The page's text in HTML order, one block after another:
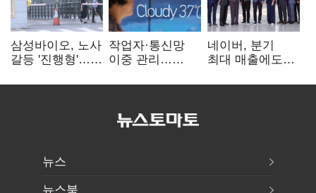
삼성바이오, 노사
갈등 '진행형'…
작업자·통신망
이중 관리…
비상대응 돌입
네이버, 분기
최대 매출에도
팩토리 속도
뉴스
뉴스북